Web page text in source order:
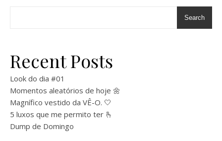
Search
Recent Posts
Look do dia #01
Momentos aleatórios de hoje 🌼
Magnífico vestido da VÊ-O. 🤍
5 luxos que me permito ter 🫰
Dump de Domingo